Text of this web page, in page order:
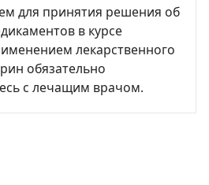
для принятия решения об
в курсе
лекарственного
обязательно
с лечащим врачом.